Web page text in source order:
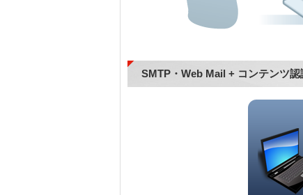
SMTP・Web Mail + コンテンツ